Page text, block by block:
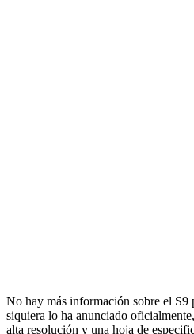
No hay más información sobre el S9
siquiera lo ha anunciado
alta resolución y una hoja de